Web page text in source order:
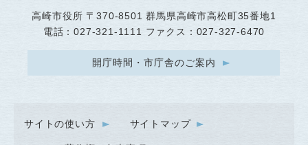
高崎市役所 〒370-8501 群馬県高崎市高松町35番地1
電話：027-321-1111 ファクス：027-327-6470
開庁時間・市庁舎のご案内
サイトの使い方 サイトマップ